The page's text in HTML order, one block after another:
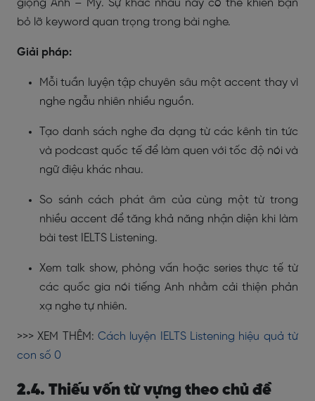
giọng Anh – Mỹ. Sự khác nhau này có thể khiến bạn
bỏ lỡ keyword quan trọng trong bài nghe.
Giải pháp:
Mỗi tuần luyện tập chuyên sâu một accent thay vì
nghe ngẫu nhiên nhiều nguồn.
Tạo danh sách nghe đa dạng từ các kênh tin tức
và podcast quốc tế để làm quen với tốc độ nói và
ngữ điệu khác nhau.
So sánh cách phát âm của cùng một từ trong
nhiều accent để tăng khả năng nhận diện khi làm
bài test IELTS Listening.
Xem talk show, phỏng vấn hoặc series thực tế từ
các quốc gia nói tiếng Anh nhằm cải thiện phản
xạ nghe tự nhiên.
>>> XEM THÊM: Cách luyện IELTS Listening hiệu quả từ
con số 0
2.4. Thiếu vốn từ vựng theo chủ đề